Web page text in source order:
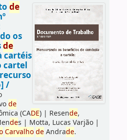
de
os
de
cartéis
cartel
/
de
(CADE)| Resende,
des | Motta, Lucas Varjão|
Carvalho deAndrade.